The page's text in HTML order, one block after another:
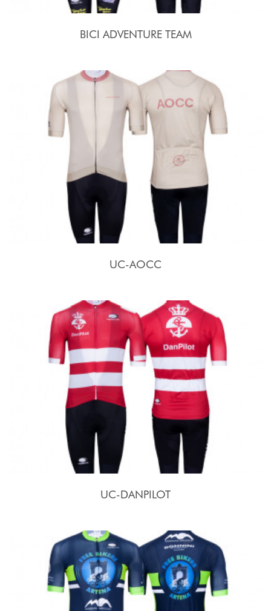
BICI ADVENTURE TEAM
UC-AOCC
UC-DANPILOT